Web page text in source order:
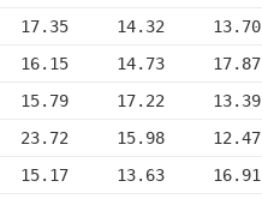
17.35     14.32     13.70
16.15     14.73     17.87
15.79     17.22     13.39
23.72     15.98     12.47
15.17     13.63     16.91